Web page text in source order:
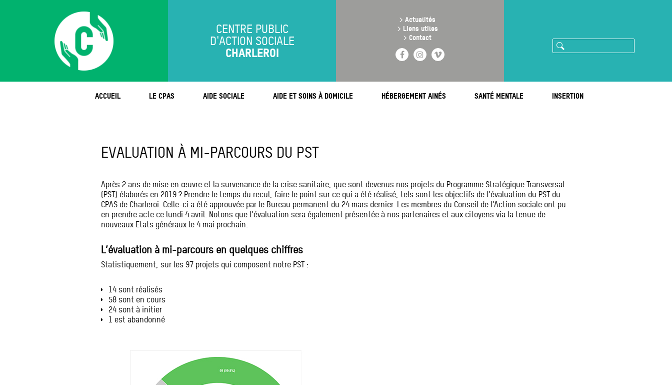
CENTRE PUBLIC
D'ACTION SOCIALE
CHARLEROI
> Actualités
> Liens utiles
> Contact
FacebookInstagram
Vimeo
Rechercher
ACCUEIL LE CPAS AIDE SOCIALE AIDE ET SOINS À DOMICILE HÉBERGEMENT AINÉS SANTÉ MENTALE INSERTION
EVALUATION À MI-PARCOURS DU PST
Après 2 ans de mise en œuvre et la survenance de la crise sanitaire, que sont devenus nos projets du Programme Stratégique Transversal
(PST) élaborés en 2019 ? Prendre le temps du recul, faire le point sur ce qui a été réalisé, tels sont les objectifs de l’évaluation du PST du
CPAS de Charleroi. Celle-ci a été approuvée par le Bureau permanent du 24 mars dernier. Les membres du Conseil de l’Action sociale ont pu
en prendre acte ce lundi 4 avril. Notons que l’évaluation sera également présentée à nos partenaires et aux citoyens via la tenue de
nouveaux Etats généraux le 4 mai prochain.
L’évaluation à mi-parcours en quelques chiffres
Statistiquement, sur les 97 projets qui composent notre PST :
14 sont réalisés
58 sont en cours
24 sont à initier
1 est abandonné